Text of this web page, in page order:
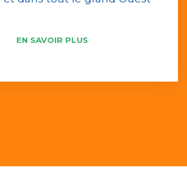
EN SAVOIR PLUS